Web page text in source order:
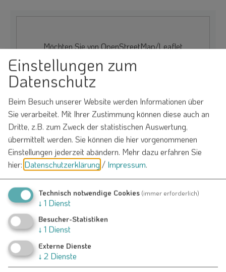
Möchten Sie vonOpenStreetMap/Leaflet
bereitgestellte externe Inhalte laden?
Ja
Evang. Landjugendheim Nennslingen
Wengener Straße 4
91790 Nennslingen
Info-Adresse
ELJ Nennslingen
Herr Elias Kamm
Weißenburger Str. 4
91790 Nennslingen
Einstellungen zum
Datenschutz
Beim Besuch unserer Website werden Informationen über
Sie verarbeitet. Mit Ihrer Zustimmung können diese auch an
Dritte, z.B. zum Zweck der statistischen Auswertung,
übermittelt werden. Sie können die hier vorgenommenen
Einstellungen jederzeit abändern. Mehr dazu erfahren Sie
hier: Datenschutzerklärung/ Impressum.
Technisch notwendige Cookies (immer erforderlich)
↓ 1 Dienst
Besucher-Statistiken
↓ 1 Dienst
Externe Dienste
↓ 2 Dienste